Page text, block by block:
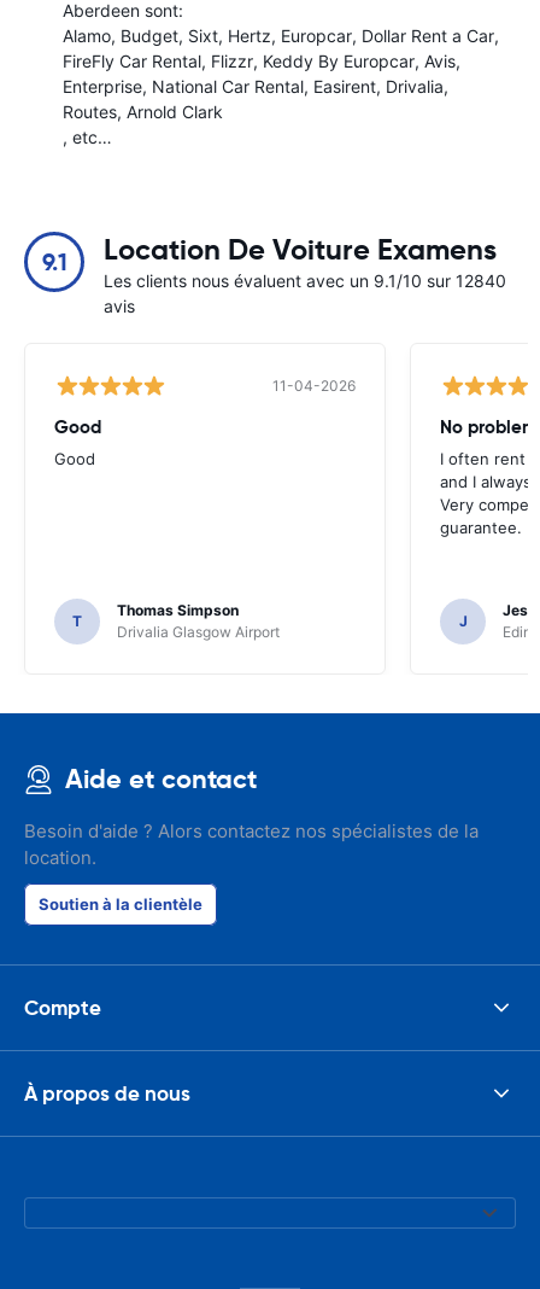
Aberdeen sont:
Alamo Budget Sixt Hertz Europcar Dollar Rent a Car
FireFly Car Rental Flizzr Keddy By Europcar Avis
Enterprise National Car Rental Easirent Drivalia
Routes Arnold Clark
, etc…
9.1 Location De Voiture Examens
Les clients nous évaluent avec un 9.1/10 sur 12840
avis
11-04-2026
Good
Good
T
Thomas Simpson
Drivalia Glasgow Airport
No problem
I often rent
and I always
Very
guarantee.
J
Aide et contact
Besoin d'aide ? Alors contactez nos spécialistes de la
location.
Soutien à la clientèle
Compte
À propos de nous